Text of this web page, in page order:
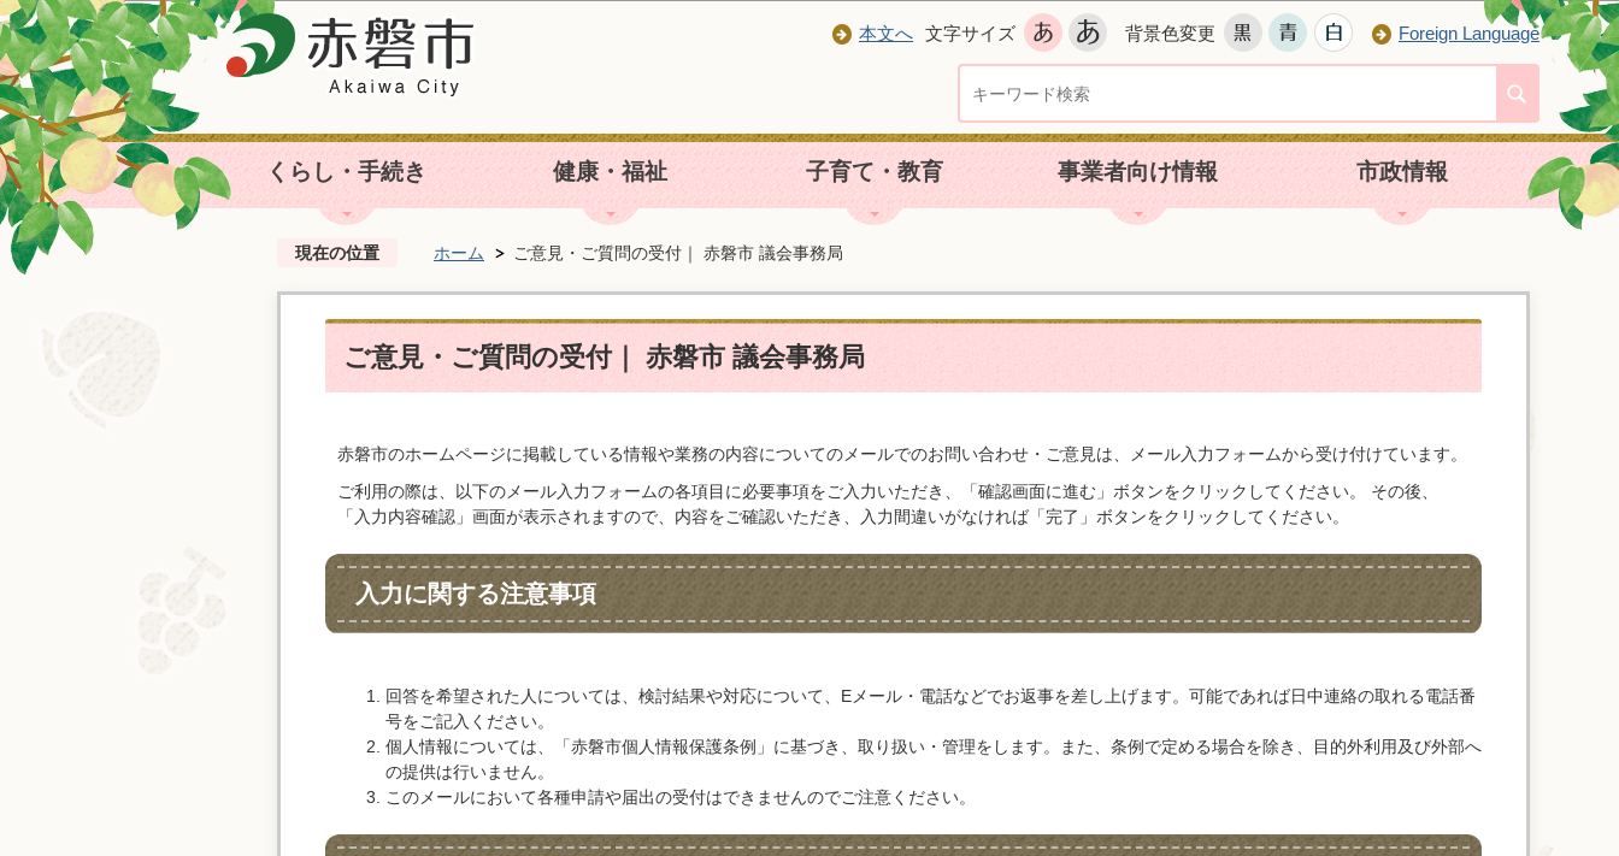
本文へ 文字サイズ 背景色変更 Foreign Language
くらし・手続き 健康・福祉 子育て・教育 事業者向け情報 市政情報
現在の位置 ホーム ご意見・ご質問の受付｜ 赤磐市 議会事務局
ご意見・ご質問の受付｜ 赤磐市 議会事務局
赤磐市のホームページに掲載している情報や業務の内容についてのメールでのお問い合わせ・ご意見は、メール入力フォームから受け付けています。
ご利用の際は、以下のメール入力フォームの各項目に必要事項をご入力いただき、「確認画面に進む」ボタンをクリックしてください。 その後、
「入力内容確認」画面が表示されますので、内容をご確認いただき、入力間違いがなければ「完了」ボタンをクリックしてください。
入力に関する注意事項
回答を希望された人については、検討結果や対応について、Eメール・電話などでお返事を差し上げます。可能であれば日中連絡の取れる電話番
号をご記入ください。
個人情報については、「赤磐市個人情報保護条例」に基づき、取り扱い・管理をします。また、条例で定める場合を除き、目的外利用及び外部へ
の提供は行いません。
このメールにおいて各種申請や届出の受付はできませんのでご注意ください。